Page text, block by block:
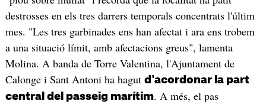
destrosses en els tres darrers temporals concentrats l'últim
mes. "Les tres garbinades ens han afectat i ara ens trobem
a una situació límit, amb afectacions greus", lamenta
Molina. A banda de Torre Valentina, l'Ajuntament de
Calonge i Sant Antoni ha hagut d'acordonar la part
central del passeig marítim. A més, el pas